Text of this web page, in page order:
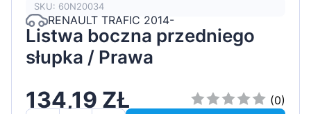
SKU: 60N20034
RENAULT TRAFIC 2014-
Listwa boczna przedniego
słupka / Prawa
134,19 ZŁ
(0)